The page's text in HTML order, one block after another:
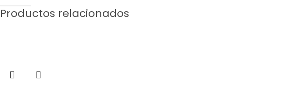
Productos relacionados